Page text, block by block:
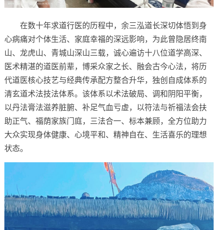
在数十年求道行医的历程中，余三泓道长深切体悟到身
心病痛对个体生活、家庭幸福的深远影响，为此曾隐居终南
山、龙虎山、青城山深山三载，诚心遍访十八位道学高深、
医术精湛的道医前辈，博采众家之长、融会古今心法，将历
代道医核心技艺与经典传承配方整合升华，独创自成体系的
清玄道术法技法体系。该体系以术法破局、调和阴阳平衡，
以丹法膏法滋养脏腑、补足气血亏虚，以符法与祈福法会扶
助正气、福荫家族门庭，三法合一、标本兼顾，全方位助力
大众实现身体健康、心境平和、精神自在、生活喜乐的理想
状态。